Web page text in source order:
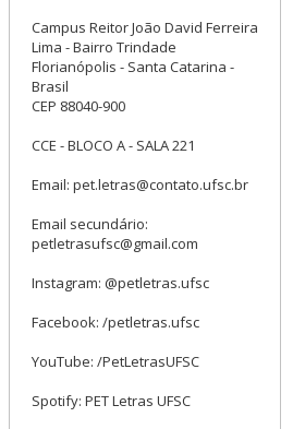
Campus Reitor João David Ferreira
Lima - Bairro Trindade
Florianópolis - Santa Catarina -
Brasil
CEP 88040-900
CCE - BLOCO A - SALA 221
Email: pet.letras@contato.ufsc.br
Email secundário:
petletrasufsc@gmail.com
Instagram: @petletras.ufsc
Facebook: /petletras.ufsc
YouTube: /PetLetrasUFSC
Spotify: PET Letras UFSC